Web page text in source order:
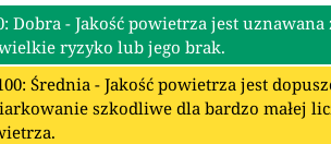
Dobra - Jakość powietrza jest
ryzyko lub jego brak.
Średnia - Jakość powietrza jest
szkodliwe dla bardzo małej